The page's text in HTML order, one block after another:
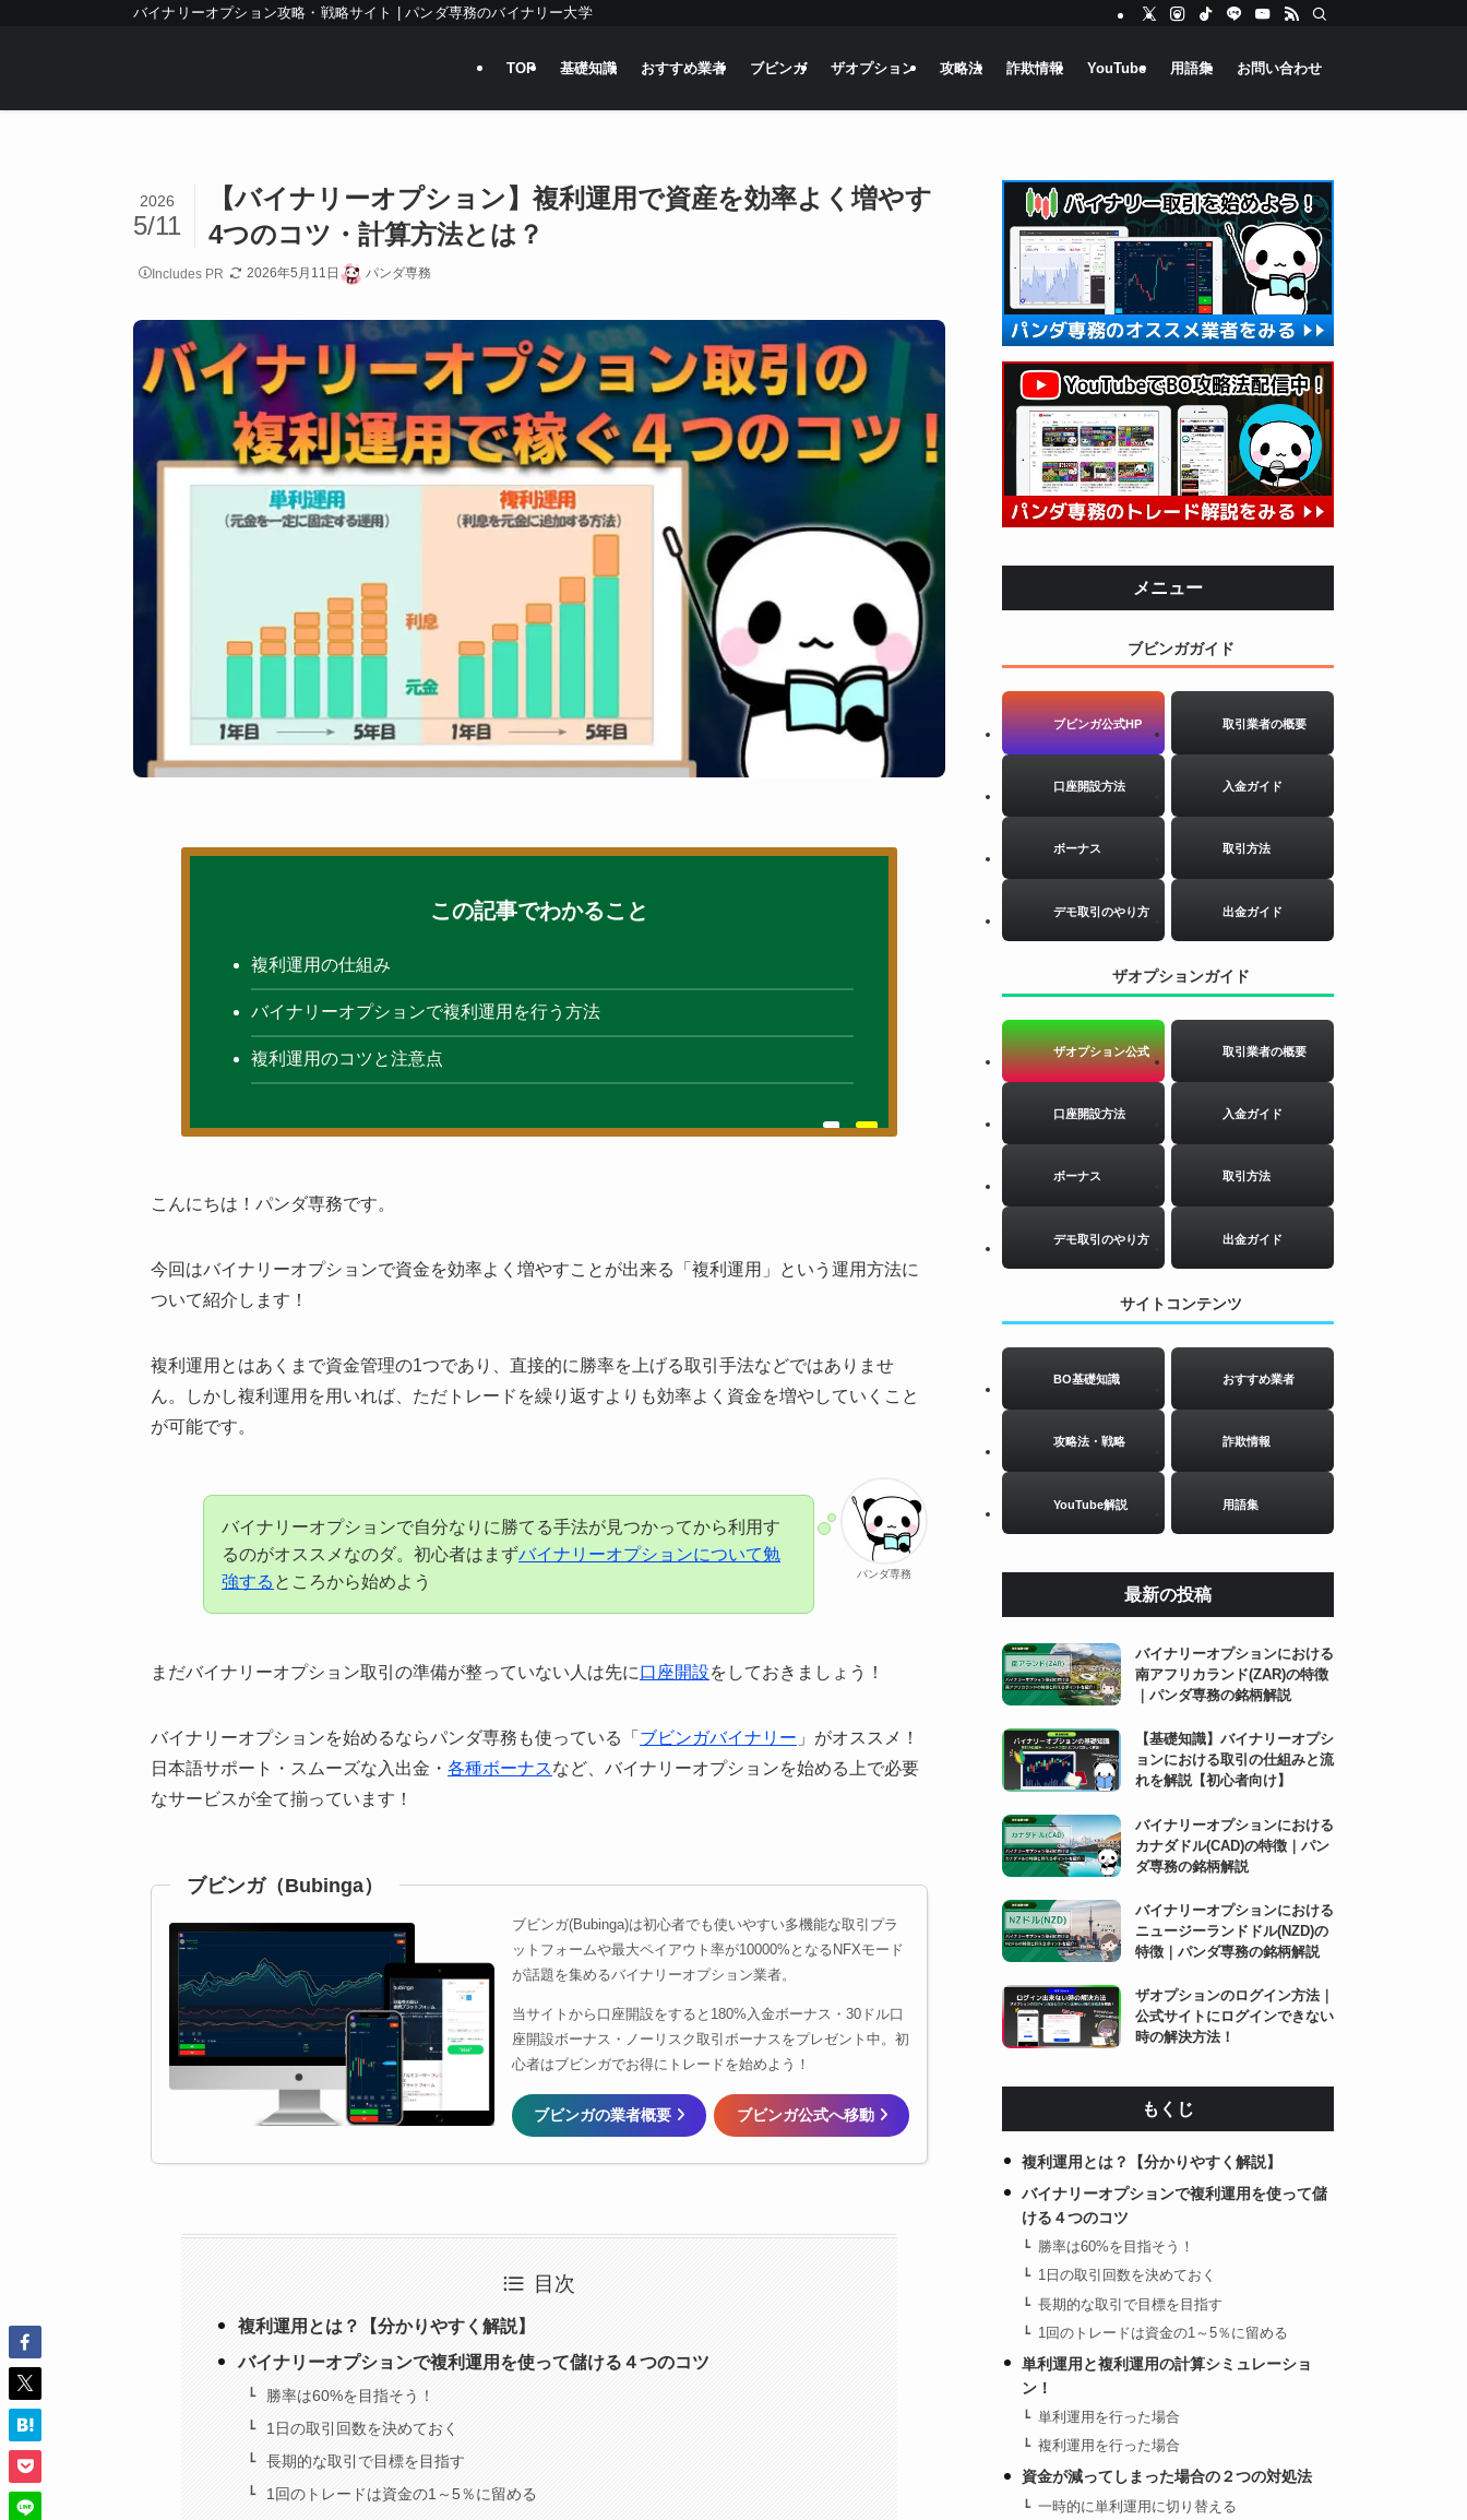
バイナリーオプション攻略・戦略サイト | パンダ専務のバイナリー大学
TOP 基礎知識 おすすめ業者 ブビンガ ザオプション 攻略法 詐欺情報 YouTube 用語集 お問い合わせ
【バイナリーオプション】複利運用で資産を効率よく増やす
4つのコツ・計算方法とは？
2026
5/11
Includes PR 2026年5月11日 パンダ専務
この記事でわかること
複利運用の仕組み
バイナリーオプションで複利運用を行う方法
複利運用のコツと注意点
こんにちは！パンダ専務です。
今回はバイナリーオプションで資金を効率よく増やすことが出来る 「複利運用」
という運用方法に
ついて紹介します！
複利運用とはあくまで資金管理の1つであり、直接的に勝率を上げる取引手法などではありませ
ん。しかし複利運用を用いれば、ただトレードを繰り返すよりも効率よく資金を増やしていくこと
が可能です。
パンダ専務
バイナリーオプションで自分なりに勝てる手法が見つかってから利用す
るのがオススメなのダ。初心者はまずバイナリーオプションについて勉
強する ところから始めよう
まだバイナリーオプション取引の準備が整っていない人は先に口座開設をしておきましょう！
バイナリーオプションを始めるならパンダ専務も使っている「 ブビンガバイナリー 」がオススメ！
日本語サポート・スムーズな入出金・ 各種ボーナスなど、バイナリーオプションを始める上で必要
なサービスが全て揃っています！
ブビンガ（Bubinga）
ブビンガ(Bubinga)は初心者でも使いやすい多機能な取引プラ
ットフォームや最大ペイアウト率が10000%となるNFXモード
が話題を集めるバイナリーオプション業者。
当サイトから口座開設をすると180%入金ボーナス・30ドル口
座開設ボーナス・ノーリスク取引ボーナスをプレゼント中。初
心者はブビンガでお得にトレードを始めよう！
ブビンガの業者概要 ブビンガ公式へ移動
目次
複利運用とは？【分かりやすく解説】
バイナリーオプションで複利運用を使って儲ける４つのコツ
勝率は60%を目指そう！
1日の取引回数を決めておく
長期的な取引で目標を目指す
1回のトレードは資金の1～5％に留める
メニュー
ブビンガガイド
ブビンガ公式HP 取引業者の概要
口座開設方法 入金ガイド
ボーナス 取引方法
デモ取引のやり方 出金ガイド
ザオプションガイド
ザオプション公式 取引業者の概要
口座開設方法 入金ガイド
ボーナス 取引方法
デモ取引のやり方 出金ガイド
サイトコンテンツ
BO基礎知識 おすすめ業者
攻略法・戦略 詐欺情報
YouTube解説 用語集
最新の投稿
バイナリーオプションにおける
南アフリカランド(ZAR)の特徴
｜パンダ専務の銘柄解説
【基礎知識】バイナリーオプシ
ョンにおける取引の仕組みと流
れを解説【初心者向け】
バイナリーオプションにおける
カナダドル(CAD)の特徴｜パン
ダ専務の銘柄解説
バイナリーオプションにおける
ニュージーランドドル(NZD)の
特徴｜パンダ専務の銘柄解説
ザオプションのログイン方法｜
公式サイトにログインできない
時の解決方法！
もくじ
複利運用とは？【分かりやすく解説】
バイナリーオプションで複利運用を使って儲
ける４つのコツ
勝率は60%を目指そう！
1日の取引回数を決めておく
長期的な取引で目標を目指す
1回のトレードは資金の1～5％に留める
単利運用と複利運用の計算シミュレーショ
ン！
単利運用を行った場合
複利運用を行った場合
資金が減ってしまった場合の２つの対処法
一時的に単利運用に切り替える